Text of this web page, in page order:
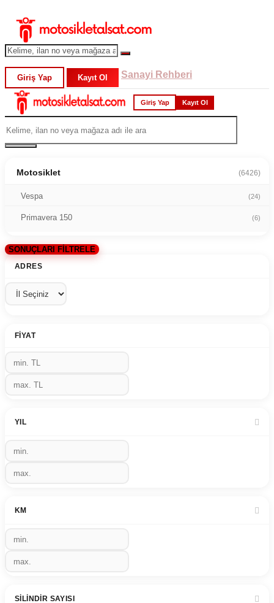
Giriş Yap Kayıt Ol Sanayi Rehberi
Giriş Yap Kayıt Ol
Motosiklet (6426)
Vespa (24)
Primavera 150 (6)
SONUÇLARI FİLTRELE
ADRES
FIYAT
YIL
KM
SILINDIR SAYISI